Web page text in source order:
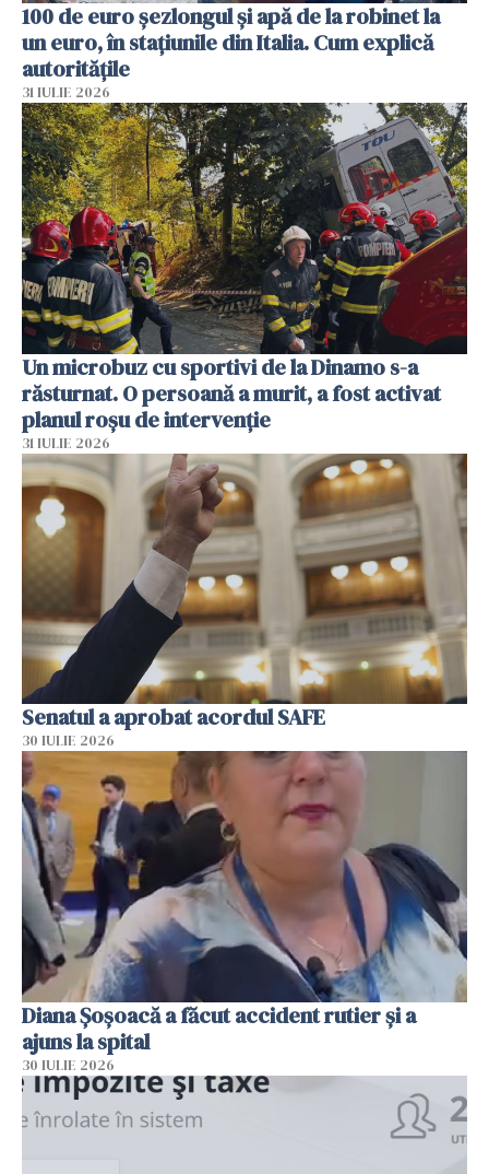
100 de euro șezlongul și apă de la robinet la
un euro, în stațiunile din Italia. Cum explică
autoritățile
31 IULIE 2026
Un microbuz cu sportivi de la Dinamo s-a
răsturnat. O persoană a murit, a fost activat
planul roșu de intervenție
31 IULIE 2026
Senatul a aprobat acordul SAFE
30 IULIE 2026
Diana Șoșoacă a făcut accident rutier și a
ajuns la spital
30 IULIE 2026